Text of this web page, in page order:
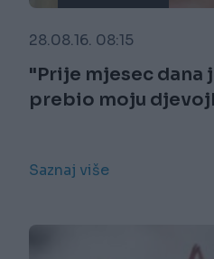
28.08.16. 08:15
"Prije mjesec dana
prebio moju
Saznaj više